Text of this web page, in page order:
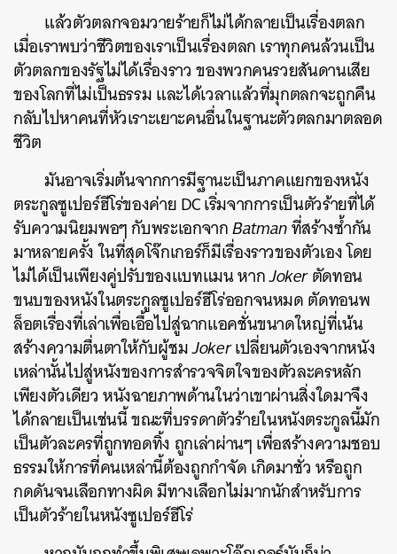
แล้วตัวตลกจอมวายร้ายก็ไม่ได้กลายเป็นเรื่องตลก
เมื่อเราพบว่าชีวิตของเราเป็นเรื่องตลก เราทุกคนล้วนเป็น
ตัวตลกของรัฐไม่ได้เรื่องราว ของพวกคนรวยสันดานเสีย
ของโลกที่ไม่เป็นธรรม และได้เวลาแล้วที่มุกตลกจะถูกคืน
กลับไปหาคนที่หัวเราะเยาะคนอื่นในฐานะตัวตลกมาตลอด
ชีวิต
มันอาจเริ่มต้นจากการมีฐานะเป็นภาคแยกของหนัง
ตระกูลซูเปอร์ฮีโร่ของค่าย DC เริ่มจากการเป็นตัวร้ายที่ได้
รับความนิยมพอๆ กับพระเอกจากBatmanที่สร้างซ้ำกัน
มาหลายครั้ง ในที่สุดโจ๊กเกอร์ก็มีเรื่องราวของตัวเอง โดย
ไม่ได้เป็นเพียงคู่ปรับของแบทแมน หากJokerตัดทอน
ขนบของหนังในตระกูลซูเปอร์ฮีโร่ออกจนหมด ตัดทอนพ
ล็อตเรื่องที่เล่าเพื่อเอื้อไปสู่ฉากแอคชั่นขนาดใหญ่ที่เน้น
สร้างความตื่นตาให้กับผู้ชมJokerเปลี่ยนตัวเองจากหนัง
เหล่านั้นไปสู่หนังของการสำรวจจิตใจของตัวละครหลัก
เพียงตัวเดียว หนังฉายภาพด้านในว่าเขาผ่านสิ่งใดมาจึง
ได้กลายเป็นเช่นนี้ ขณะที่บรรดาตัวร้ายในหนังตระกูลนี้มัก
เป็นตัวละครที่ถูกทอดทิ้ง ถูกเล่าผ่านๆ เพื่อสร้างความชอบ
ธรรมให้การที่คนเหล่านี้ต้องถูกกำจัด เกิดมาชั่ว หรือถูก
กดดันจนเลือกทางผิด มีทางเลือกไม่มากนักสำหรับการ
เป็นตัวร้ายในหนังซูเปอร์ฮีโร่